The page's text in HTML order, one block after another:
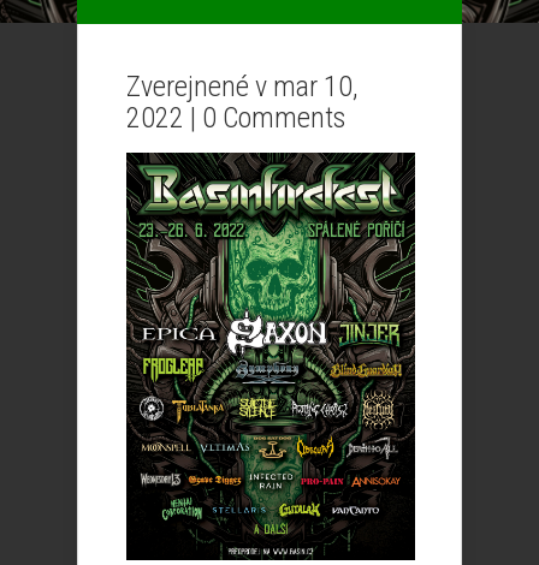
Zverejnené v mar 10,
2022 | 0 Comments